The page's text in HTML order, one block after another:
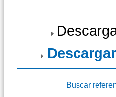
Buscar